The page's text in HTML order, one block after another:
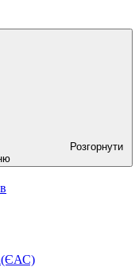
Розгорнути